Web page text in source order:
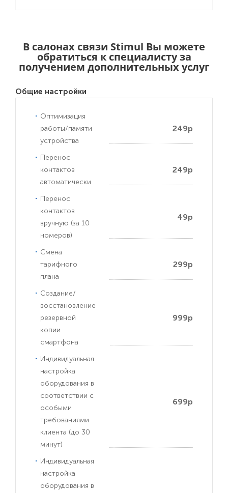
В салонах связи Stimul Вы можете
обратиться к специалисту за
получением дополнительных услуг
Общие настройки
Оптимизация
работы/памяти
устройства
249р
Перенос
контактов
автоматически
249р
Перенос
контактов
вручную (за 10
номеров)
49р
Смена
тарифного
плана
299р
Создание/
восстановление
резервной
копии
смартфона
999р
Индивидуальная
настройка
оборудования в
соответствии с
особыми
требованиями
клиента (до 30
минут)
699р
Индивидуальная
настройка
оборудования в